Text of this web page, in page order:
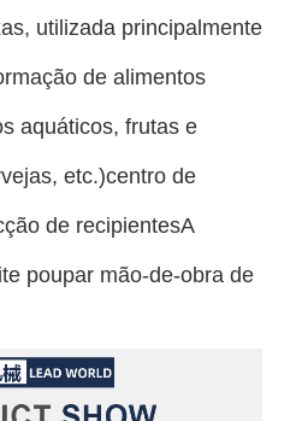
utilizada principalmente
de alimentos
aquáticos, frutas e
etc.)centro de
de recipientesA
poupar mão-de-obra de